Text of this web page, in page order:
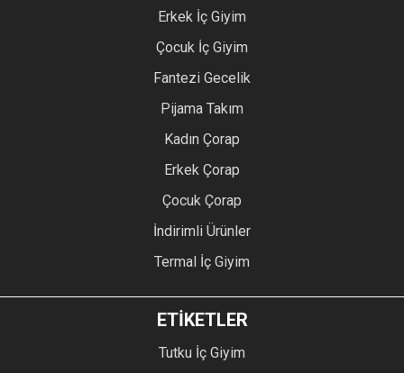
Erkek İç Giyim
Çocuk İç Giyim
Fantezi Gecelik
Pijama Takım
Kadın Çorap
Erkek Çorap
Çocuk Çorap
İndirimli Ürünler
Termal İç Giyim
ETİKETLER
Tutku İç Giyim